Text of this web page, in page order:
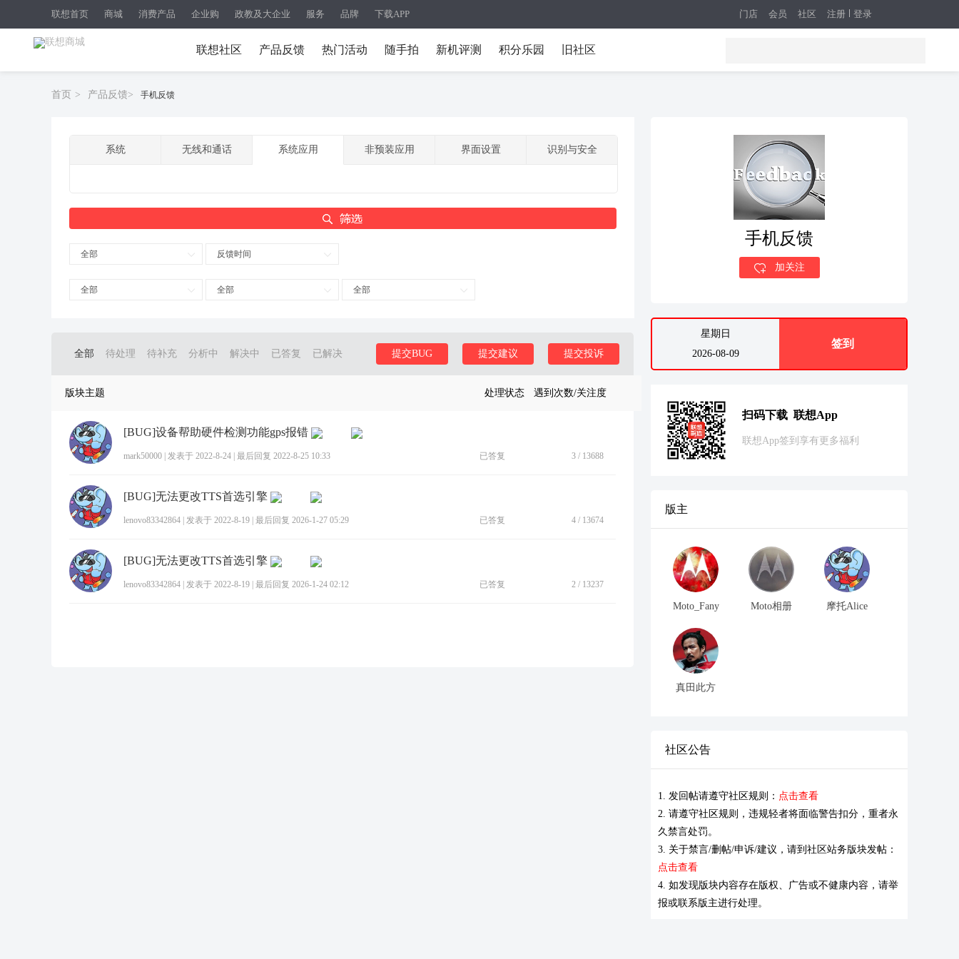
联想首页 商城 消费产品 企业购 政教及大企业 服务 品牌 下载APP 注册 登录
门店 会员 社区
联想社区 产品反馈 热门活动 随手拍 新机评测 积分乐园 旧社区
首页 > 产品反馈> 手机反馈
系统 无线和通话 系统应用 非预装应用 界面设置 识别与安全
全部 反馈时间
全部 全部 全部
全部 待处理 待补充 分析中 解决中 已答复 已解决 提交投诉
提交建议
提交BUG
版块主题 处理状态 遇到次数/关注度
[BUG]设备帮助硬件检测功能gps报错
mark50000 发表于 2022-8-24 最后回复 2022-8-25 10:33 已答复 3 / 13688
[BUG]无法更改TTS首选引擎
lenovo83342864 发表于 2022-8-19 最后回复 2026-1-27 05:29 已答复 4 / 13674
[BUG]无法更改TTS首选引擎
lenovo83342864 发表于 2022-8-19 最后回复 2026-1-24 02:12 已答复 2 / 13237
手机反馈
加关注
星期日
2026-08-09
签到
扫码下载 联想App
联想App签到享有更多福利
版主
Moto_Fany Moto相册 摩托Alice
真田此方
社区公告
1. 发回帖请遵守社区规则： 点击查看
2. 请遵守社区规则，违规轻者将面临警告扣分，重者永
久禁言处罚。
3. 关于禁言/删帖/申诉/建议，请到社区站务版块发帖：
点击查看
4. 如发现版块内容存在版权、广告或不健康内容，请举
报或联系版主进行处理。